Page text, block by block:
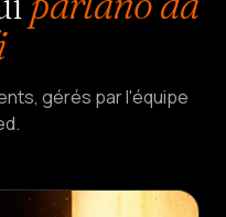
gérés par l'équipe